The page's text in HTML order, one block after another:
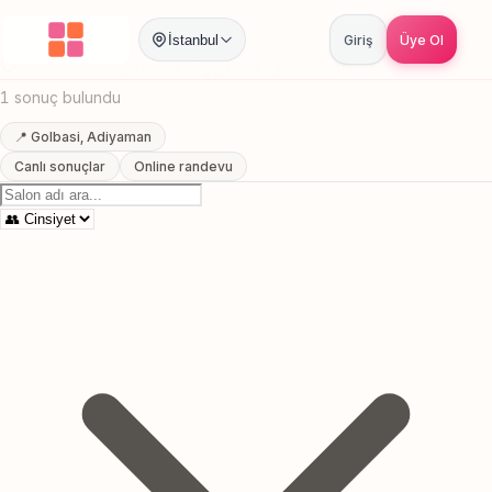
İstanbul Giriş Üye Ol
Anasayfa / Adiyaman / / Uygun Fiyatli Kuafor
Golbasi, Adiyaman Uygun Fiyatli Kuafor
1 sonuç bulundu
📍 Golbasi, Adiyaman
Canlı sonuçlar
Online randevu